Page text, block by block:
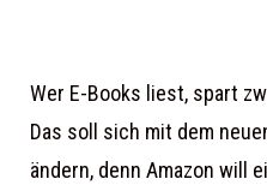
Wer E-Books liest, spart
Das soll sich mit dem
ändern, denn Amazon will